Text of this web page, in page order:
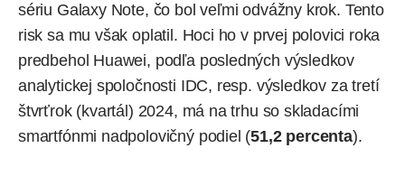
sériu Galaxy Note, čo bol veľmi odvážny krok. Tento
risk sa mu však oplatil. Hoci ho v prvej polovici roka
predbehol Huawei, podľa posledných výsledkov
analytickej spoločnosti IDC, resp. výsledkov za tretí
štvrťrok (kvartál) 2024, má na trhu so skladacími
smartfónmi nadpolovičný podiel (51,2 percenta).